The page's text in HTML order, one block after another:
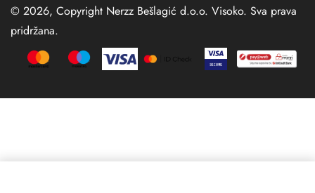
© 2026, Copyright Nerzz Bešlagić d.o.o. Visoko. Sva prava
pridržana.